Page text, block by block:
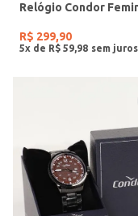
R$ 299,90
5x de R$ 59 98